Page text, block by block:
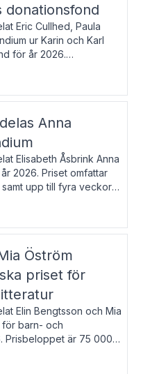
donationsfond
Eric Cullhed, Paula
ur Karin och Karl
för år 2026.
kronor vardera. Eric
i grekis
Anna
Elisabeth Åsbrink Anna
2026. Priset omfattar
upp till fyra veckors
i Berlin. Elisabeth
Öström
priset för
Elin Bengtsson och Mia
för barn- och
Prisbeloppet är 75 000
född 1987, är författare